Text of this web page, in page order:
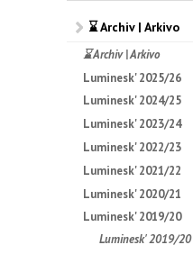
⌛ Archiv | Arkivo
⌛ Archiv | Arkivo
Luminesk' 2025/26
Luminesk' 2024/25
Luminesk' 2023/24
Luminesk' 2022/23
Luminesk' 2021/22
Luminesk' 2020/21
Luminesk' 2019/20
Luminesk' 2019/20